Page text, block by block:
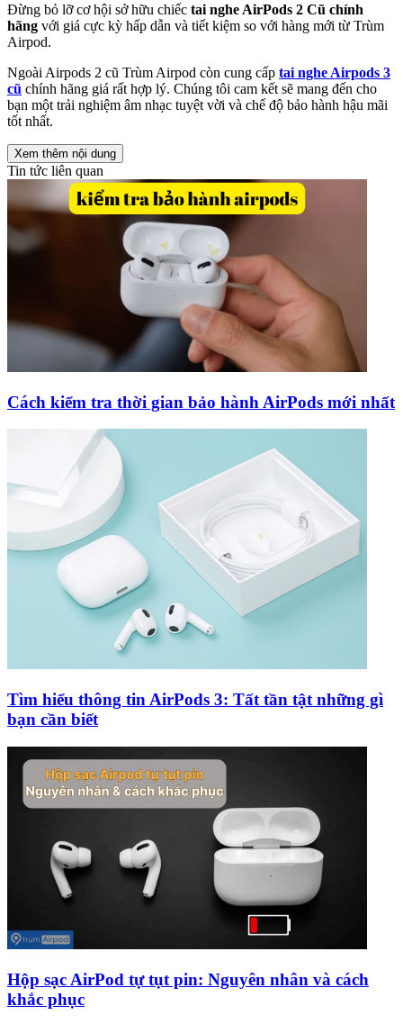
Đừng bỏ lỡ cơ hội sở hữu chiếc tai nghe AirPods 2 Cũ chính
hãng với giá cực kỳ hấp dẫn và tiết kiệm so với hàng mới từ Trùm
Airpod.
Ngoài Airpods 2 cũ Trùm Airpod còn cung cấp tai nghe Airpods 3
cũ chính hãng giá rất hợp lý. Chúng tôi cam kết sẽ mang đến cho
bạn một trải nghiệm âm nhạc tuyệt vời và chế độ bảo hành hậu mãi
tốt nhất.
Xem thêm nội dung
Tin tức liên quan
Cách kiểm tra thời gian bảo hành AirPods mới nhất
Tìm hiểu thông tin AirPods 3: Tất tần tật những gì
bạn cần biết
Hộp sạc AirPod tự tụt pin: Nguyên nhân và cách
khắc phục